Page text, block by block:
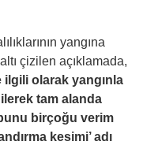
yangına
çizilen açıklamada,
olarak yangınla
tam alanda
birçoğu verim
kesimi’ adı